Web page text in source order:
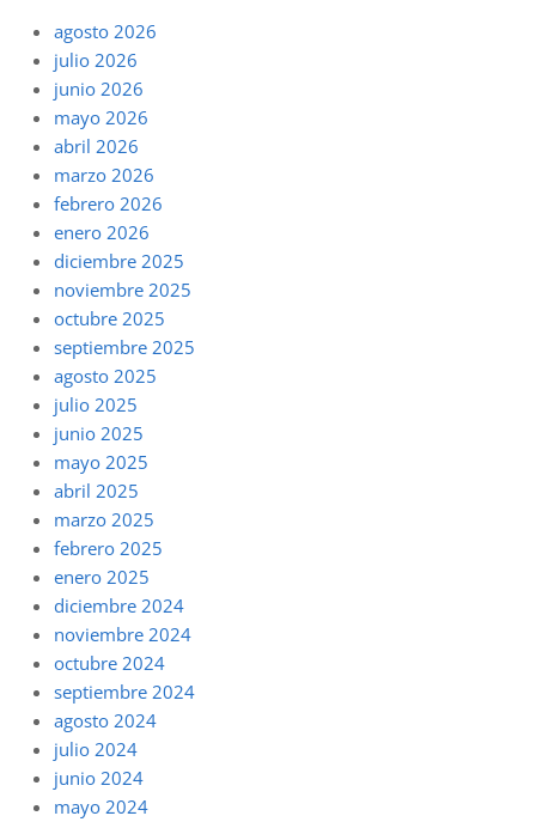
agosto 2026
julio 2026
junio 2026
mayo 2026
abril 2026
marzo 2026
febrero 2026
enero 2026
diciembre 2025
noviembre 2025
octubre 2025
septiembre 2025
agosto 2025
julio 2025
junio 2025
mayo 2025
abril 2025
marzo 2025
febrero 2025
enero 2025
diciembre 2024
noviembre 2024
octubre 2024
septiembre 2024
agosto 2024
julio 2024
junio 2024
mayo 2024